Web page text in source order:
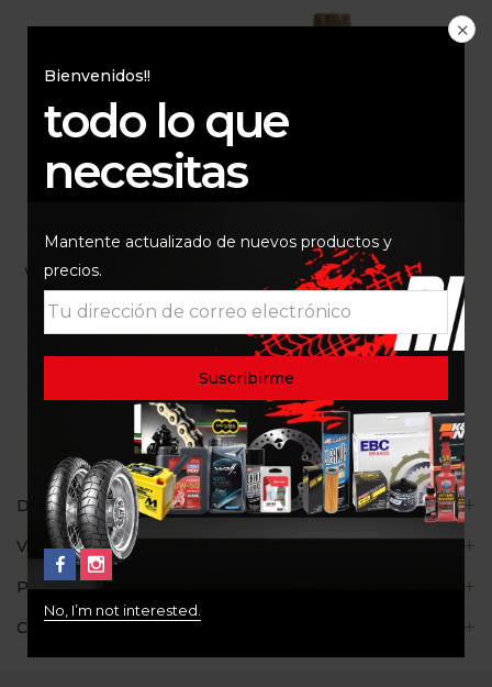
ACEITE MOTOR 15W50
WOLF RACING ESTER 1LT
$50.000
ENI 15W50 4T 1LT
$41.000
Descripción
Valoraciones (0)
Políticas de la tienda
Consultas
Bienvenidos!!
todo lo que
necesitas
Mantente actualizado de nuevos productos y
precios.
No, I’m not interested.